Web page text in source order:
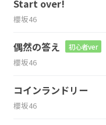
Start over!
櫻坂46
偶然の答え 初心者ver
櫻坂46
コインランドリー
櫻坂46